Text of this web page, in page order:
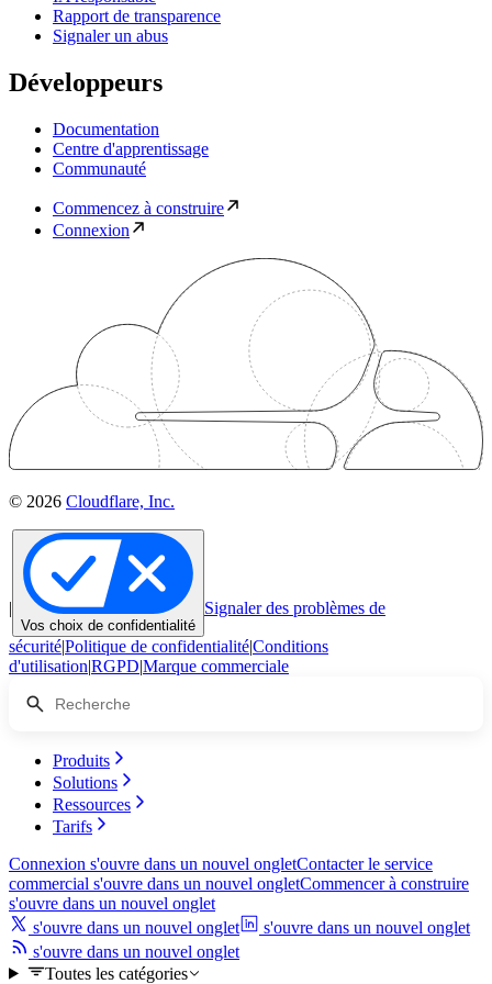
Rapport de transparence
Signaler un abus
Développeurs
Documentation
Centre d'apprentissage
Communauté
Commencez à construire
Connexion
© 2026 Cloudflare, Inc.
|
Vos choix de confidentialité
Signaler des problèmes de
sécurité|Politique de confidentialité|Conditions
d'utilisation|RGPD|Marque commerciale
Produits
Solutions
Ressources
Tarifs
Connexion s'ouvre dans un nouvel ongletContacter le service
commercial s'ouvre dans un nouvel ongletCommencer à construire
s'ouvre dans un nouvel onglet
s'ouvre dans un nouvel onglet
s'ouvre dans un nouvel onglet
s'ouvre dans un nouvel onglet
Toutes les catégories